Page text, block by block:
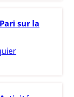
sur la